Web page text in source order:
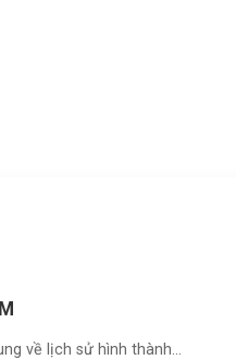
về lịch sử hình thành...